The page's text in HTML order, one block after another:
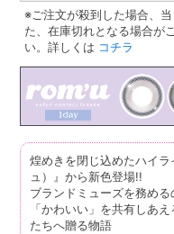
※ご注文が殺到した場合、
た、在庫切れとなる場合が
い。詳しくは コチラ
煌めきを閉じ込めたハイ
ュ）』から新色登場!!
ブランドミューズを務める
「かわいい」を共有しあ
たちへ贈る物語